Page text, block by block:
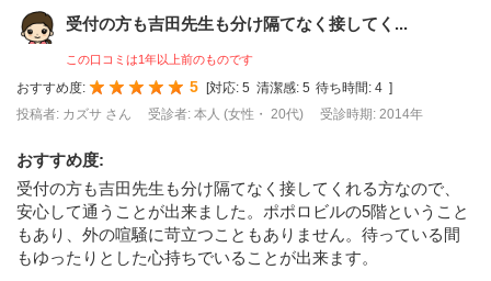
受付の方も吉田先生も分け隔てなく接してく...
この口コミは1年以上前のものです
おすすめ度: 5 [対応: 5 清潔感: 5 待ち時間: 4 ]
投稿者: カズサ さん
受診者: 本人 (女性・ 20代) 受診時期: 2014年
おすすめ度:
受付の方も吉田先生も分け隔てなく接してくれる方なので、
安心して通うことが出来ました。ポポロビルの5階ということ
もあり、外の喧騒に苛立つこともありません。待っている間
もゆったりとした心持ちでいることが出来ます。